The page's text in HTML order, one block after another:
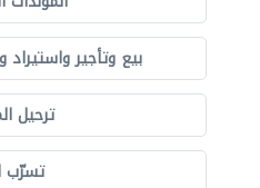
بيع وتأجير
ترحيل
تسرّب